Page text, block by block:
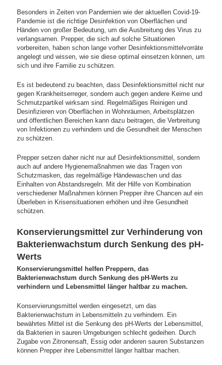
Besonders in Zeiten von Pandemien wie der aktuellen Covid-19-
Pandemie ist die richtige Desinfektion von Oberflächen und
Händen von großer Bedeutung, um die Ausbreitung des Virus zu
verlangsamen. Prepper, die sich auf solche Situationen
vorbereiten, haben schon lange vorher Desinfektionsmittelvorräte
angelegt und wissen, wie sie diese optimal einsetzen können, um
sich und ihre Familie zu schützen.
Es ist bedeutend zu beachten, dass Desinfektionsmittel nicht nur
gegen Krankheitserreger, sondern auch gegen andere Keime und
Schmutzpartikel wirksam sind. Regelmäßiges Reinigen und
Desinfizieren von Oberflächen in Wohnräumen, Arbeitsplätzen
und öffentlichen Bereichen kann dazu beitragen, die Verbreitung
von Infektionen zu verhindern und die Gesundheit der Menschen
zu schützen.
Prepper setzen daher nicht nur auf Desinfektionsmittel, sondern
auch auf andere Hygienemaßnahmen wie das Tragen von
Schutzmasken, das regelmäßige Händewaschen und das
Einhalten von Abstandsregeln. Mit der Hilfe von Kombination
verschiedener Maßnahmen können Prepper ihre Chancen auf ein
Überleben in Krisensituationen erhöhen und ihre Gesundheit
schützen.
Konservierungsmittel zur Verhinderung von
Bakterienwachstum durch Senkung des pH-
Werts
Konservierungsmittel helfen Preppern, das
Bakterienwachstum durch Senkung des pH-Werts zu
verhindern und Lebensmittel länger haltbar zu machen.
Konservierungsmittel werden eingesetzt, um das
Bakterienwachstum in Lebensmitteln zu verhindern. Ein
bewährtes Mittel ist die Senkung des pH-Werts der Lebensmittel,
da Bakterien in sauren Umgebungen schlecht gedeihen. Durch
Zugabe von Zitronensaft, Essig oder anderen sauren Substanzen
können Prepper ihre Lebensmittel länger haltbar machen.